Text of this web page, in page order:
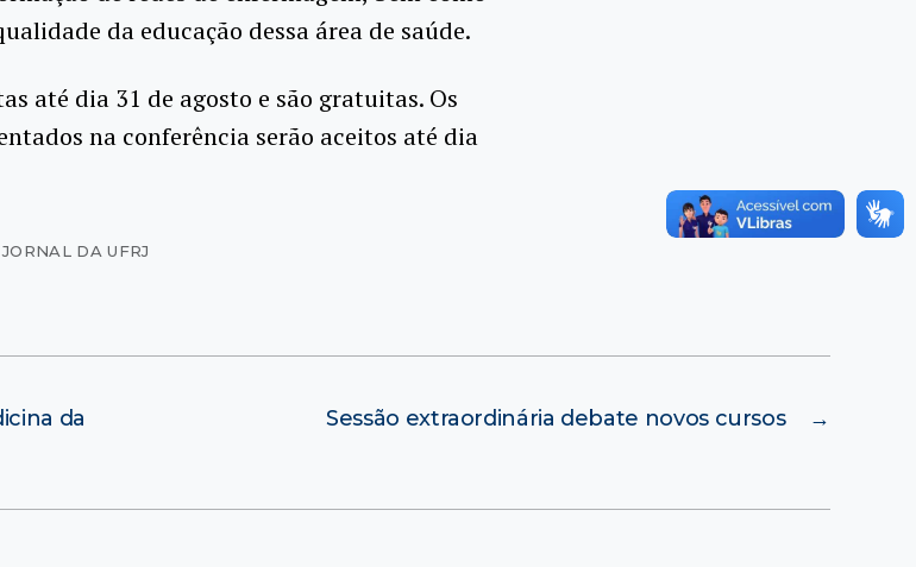
da educação dessa área de saúde.
até dia 31 de agosto e são gratuitas. Os
na conferência serão aceitos até dia
DA UFRJ
da
→
Sessão extraordinária debate novos cursos